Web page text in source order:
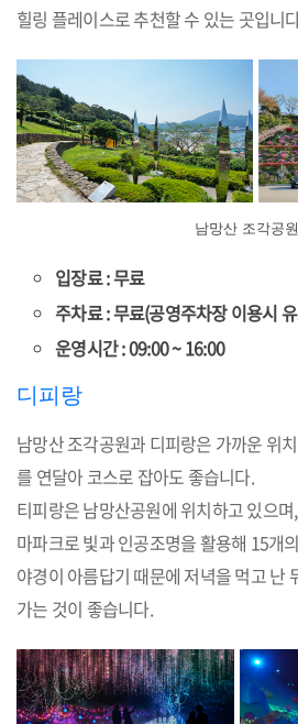
힐링 플레이스로 추천할 수 있는 곳입니
남망산 조각공원
입장료 : 무료
주차료 : 무료(공영주차장 이용시
운영시간 : 09:00 ~ 16:00
디피랑
남망산 조각공원과 디피랑은 가까운 위
를 연달아 코스로 잡아도 좋습니다.
티피랑은 남망산공원에 위치하고 있으
마파크로 빛과 인공조명을 활용해 15개
야경이 아름답기 때문에 저녁을 먹고 난
가는 것이 좋습니다.